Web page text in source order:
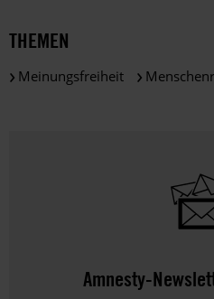
THEMEN
Meinungsfreiheit
Amnesty-